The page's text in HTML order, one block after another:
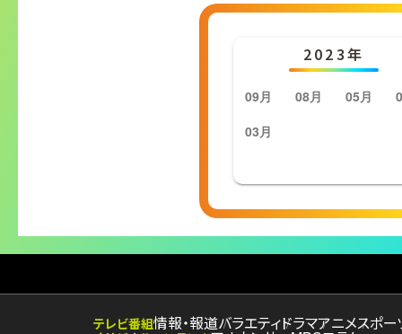
2023年
09月 08月 05月
03月
テレビ番組情報・報道バラエティドラマアニメスポー